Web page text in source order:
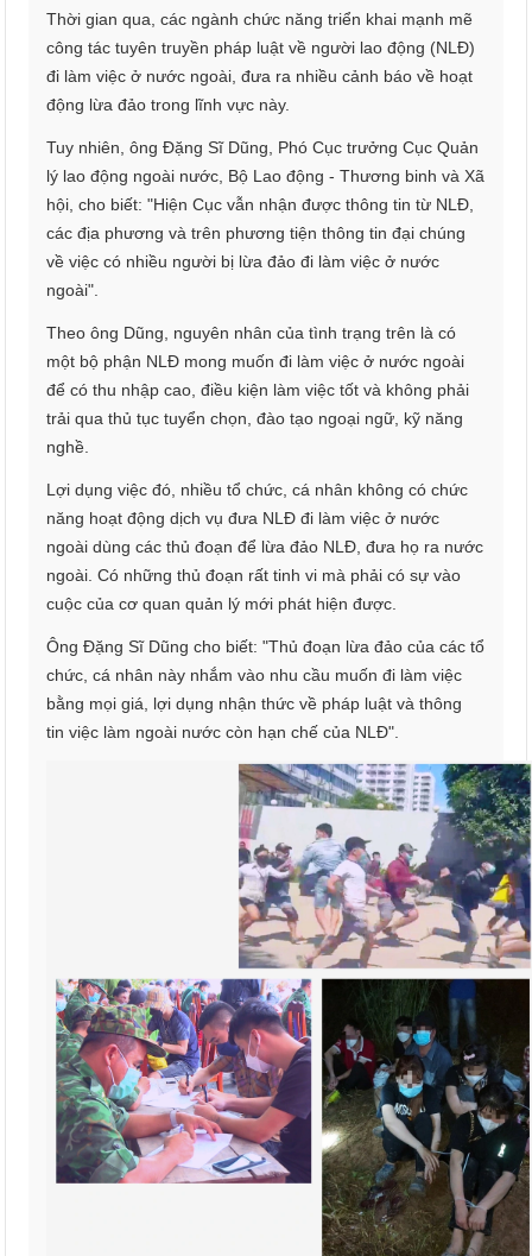
Thời gian qua, các ngành chức năng triển khai mạnh mẽ
công tác tuyên truyền pháp luật về người lao động (NLĐ)
đi làm việc ở nước ngoài, đưa ra nhiều cảnh báo về hoạt
động lừa đảo trong lĩnh vực này.
Tuy nhiên, ông Đặng Sĩ Dũng, Phó Cục trưởng Cục Quản
lý lao động ngoài nước, Bộ Lao động - Thương binh và Xã
hội, cho biết: "Hiện Cục vẫn nhận được thông tin từ NLĐ,
các địa phương và trên phương tiện thông tin đại chúng
về việc có nhiều người bị lừa đảo đi làm việc ở nước
ngoài".
Theo ông Dũng, nguyên nhân của tình trạng trên là có
một bộ phận NLĐ mong muốn đi làm việc ở nước ngoài
để có thu nhập cao, điều kiện làm việc tốt và không phải
trải qua thủ tục tuyển chọn, đào tạo ngoại ngữ, kỹ năng
nghề.
Lợi dụng việc đó, nhiều tổ chức, cá nhân không có chức
năng hoạt động dịch vụ đưa NLĐ đi làm việc ở nước
ngoài dùng các thủ đoạn để lừa đảo NLĐ, đưa họ ra nước
ngoài. Có những thủ đoạn rất tinh vi mà phải có sự vào
cuộc của cơ quan quản lý mới phát hiện được.
Ông Đặng Sĩ Dũng cho biết: "Thủ đoạn lừa đảo của các tổ
chức, cá nhân này nhắm vào nhu cầu muốn đi làm việc
bằng mọi giá, lợi dụng nhận thức về pháp luật và thông
tin việc làm ngoài nước còn hạn chế của NLĐ".